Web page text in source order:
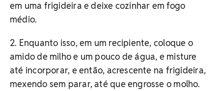
em uma frigideira e deixe cozinhar em fogo
médio.
2. Enquanto isso, em um recipiente, coloque o
amido de milho e um pouco de água, e misture
até incorporar, e então, acrescente na frigideira,
mexendo sem parar, até que engrosse o molho.